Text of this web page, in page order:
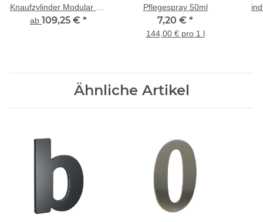
Knaufzylinder Modular mit
Bohr- und Ziehschutz
ab 109,25 € *
Pflegespray 50ml
7,20 € *
144,00 € pro 1 l
Ähnliche Artikel